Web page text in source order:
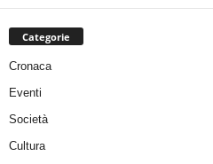
Categorie
Cronaca
Eventi
Società
Cultura